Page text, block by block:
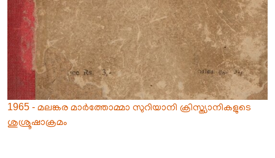
1965 - മലങ്കര മാർത്തോമ്മാ സുറിയാനി ക്രിസ്ത്യാനികളുടെ
ശുശ്രൂഷാക്രമം